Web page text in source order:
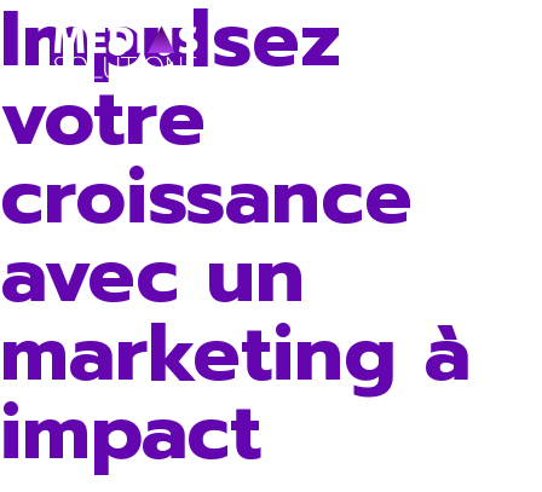
Skip
Impulsez
votre
croissance
avec un
marketing à
impact